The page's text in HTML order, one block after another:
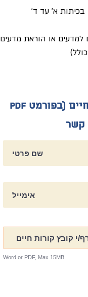
בכיתות א' עד ד'
למדעים או הוראת מדעים
נא למלא את הטופס ולצרף קורות חיים (בפורמט PDF
קשר
י קובץ קורות חיים
Word or PDF, Max 15MB